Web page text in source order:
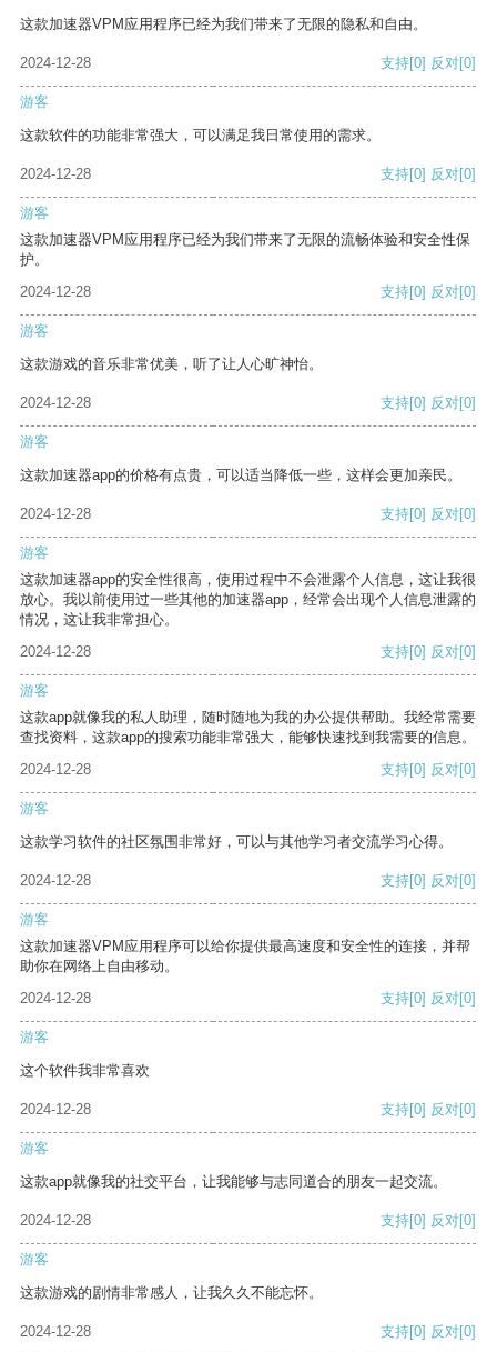
这款加速器VPM应用程序已经为我们带来了无限的隐私和自由。
2024-12-28 支持[0] 反对[0]
游客
这款软件的功能非常强大，可以满足我日常使用的需求。
2024-12-28 支持[0] 反对[0]
游客
这款加速器VPM应用程序已经为我们带来了无限的流畅体验和安全性保
护。
2024-12-28
支持[0] 反对[0]
游客
这款游戏的音乐非常优美，听了让人心旷神怡。
2024-12-28 支持[0] 反对[0]
游客
这款加速器app的价格有点贵，可以适当降低一些，这样会更加亲民。
2024-12-28 支持[0] 反对[0]
游客
这款加速器app的安全性很高，使用过程中不会泄露个人信息，这让我很
放心。我以前使用过一些其他的加速器app，经常会出现个人信息泄露的
情况，这让我非常担心。
2024-12-28
支持[0] 反对[0]
游客
这款app就像我的私人助理，随时随地为我的办公提供帮助。我经常需要
查找资料，这款app的搜索功能非常强大，能够快速找到我需要的信息。
2024-12-28
支持[0] 反对[0]
游客
这款学习软件的社区氛围非常好，可以与其他学习者交流学习心得。
2024-12-28 支持[0] 反对[0]
游客
这款加速器VPM应用程序可以给你提供最高速度和安全性的连接，并帮
助你在网络上自由移动。
2024-12-28
支持[0] 反对[0]
游客
这个软件我非常喜欢
2024-12-28 支持[0] 反对[0]
游客
这款app就像我的社交平台，让我能够与志同道合的朋友一起交流。
2024-12-28 支持[0] 反对[0]
游客
这款游戏的剧情非常感人，让我久久不能忘怀。
2024-12-28 支持[0] 反对[0]